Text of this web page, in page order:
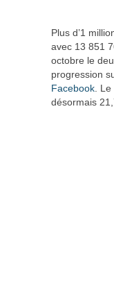
Plus d’1
avec 13 851
octobre le
progression
Facebook .
désormais